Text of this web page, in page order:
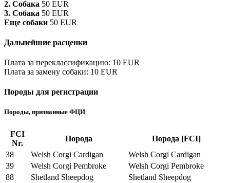
2. Собака 50 EUR
3. Собака 50 EUR
Еще собаки 50 EUR
Дальнейшие расценки
Плата за переклассификацию: 10 EUR
Плата за замену собаки: 10 EUR
Породы для регистрации
Породы, признанные ФЦИ
FCI
Nr.
Порода
Порода [FCI]
38
Welsh Corgi Cardigan
Welsh Corgi Cardigan
39
Welsh Corgi Pembroke
Welsh Corgi Pembroke
88
Shetland Sheepdog
Shetland Sheepdog